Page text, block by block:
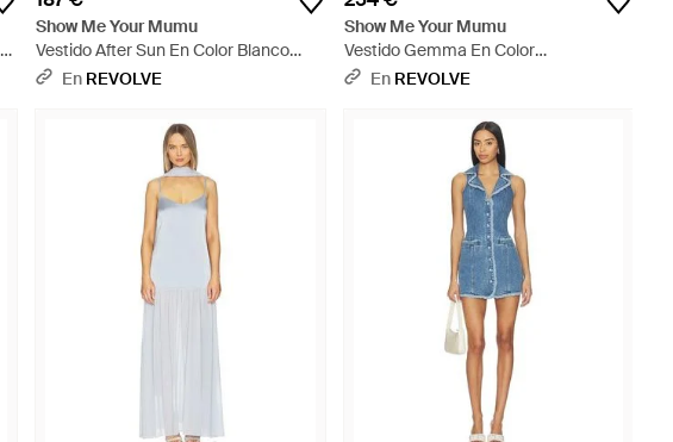
Show Me Your Mumu
Vestido After Sun En Color Blanco
Talla (También En Xs, S, M, Xl) -
En REVOLVE
Show Me Your Mumu
Vestido Gemma En Color
Hierbabuena Talla (También En S, Xs,
En REVOLVE